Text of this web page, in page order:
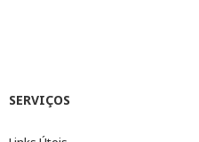
SERVIÇOS